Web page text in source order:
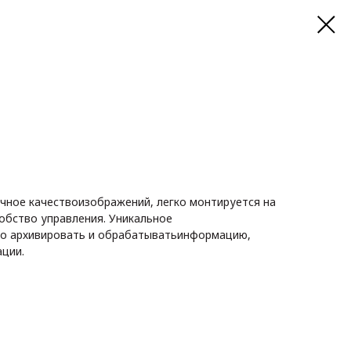
качествоизображений, легко монтируется на
управления. Уникальное
архивировать и обрабатыватьинформацию,